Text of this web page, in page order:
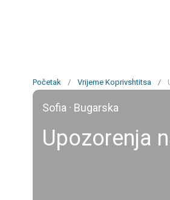
Početak / Vrijeme Koprivshtitsa /
Sofia · Bugarska
Upozorenja